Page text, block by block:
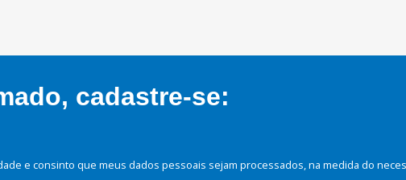
cadastre-se:
e consinto que meus dados pessoais sejam processados, na medida do